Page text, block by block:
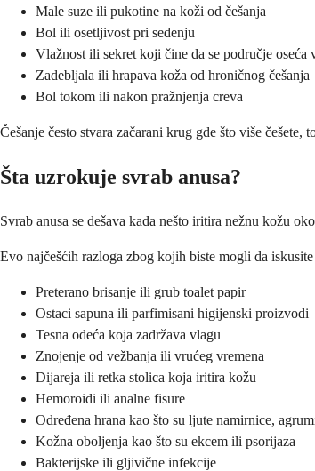
Male suze ili pukotine na koži od češanja
Bol ili osetljivost pri sedenju
Vlažnost ili sekret koji čine da se područje oseća
Zadebljala ili hrapava koža od hroničnog češanja
Bol tokom ili nakon pražnjenja creva
Češanje često stvara začarani krug gde što više
Šta uzrokuje svrab anusa?
Svrab anusa se dešava kada nešto iritira nežnu kožu
Evo najčešćih razloga zbog kojih biste mogli da
Preterano brisanje ili grub toalet papir
Ostaci sapuna ili parfimisani higijenski proizvodi
Tesna odeća koja zadržava vlagu
Znojenje od vežbanja ili vrućeg vremena
Dijareja ili retka stolica koja iritira kožu
Hemoroidi ili analne fisure
Određena hrana kao što su ljute namirnice,
Kožna oboljenja kao što su ekcem ili psorijaza
Bakterijske ili gljivične infekcije